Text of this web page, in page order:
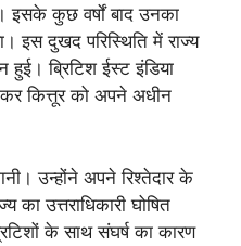
इसके कुछ वर्षों बाद उनका
इस दुखद परिस्थिति में राज्य
हुई। ब्रिटिश ईस्ट इंडिया
कित्तूर को अपने अधीन
उन्होंने अपने रिश्तेदार के
का उत्तराधिकारी घोषित
के साथ संघर्ष का कारण